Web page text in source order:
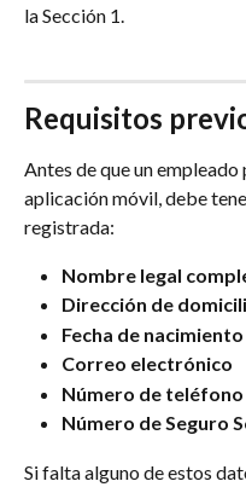
la Sección 1.
Requisitos
Antes de que un
aplicación móvil, debe
registrada:
Nombre legal
Dirección de
Fecha de nacimiento
Correo electrónico
Número de teléfono
Número de Seguro
Si falta alguno de estos